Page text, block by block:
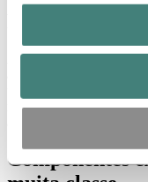
Porquê que a
Anodizar a vossa
à sujidade, e também
material. Para além de
Componentes